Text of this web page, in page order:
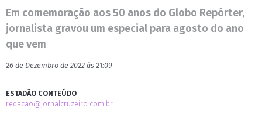
Em comemoração aos 50 anos do Globo Repórter,
jornalista gravou um especial para agosto do ano
que vem
26 de Dezembro de 2022 às 21:09
ESTADÃO CONTEÚDO
redacao@jornalcruzeiro.com.br